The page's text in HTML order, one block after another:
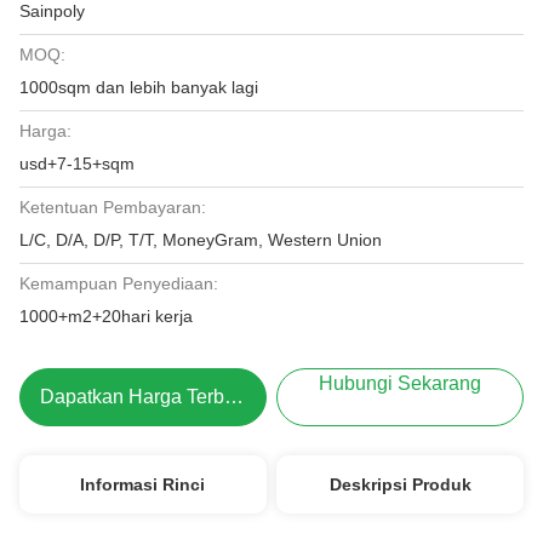
Sainpoly
MOQ:
1000sqm dan lebih banyak lagi
Harga:
usd+7-15+sqm
Ketentuan Pembayaran:
L/C, D/A, D/P, T/T, MoneyGram, Western Union
Kemampuan Penyediaan:
1000+m2+20hari kerja
Dapatkan Harga Terbaik
Hubungi Sekarang
Informasi Rinci Deskripsi Produk